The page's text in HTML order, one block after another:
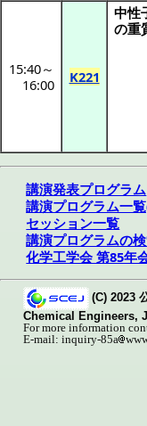
15:40～
16:00
K221
中性
の重
講演発表プログラム
講演プログラム一
セッション一覧
講演プログラムの
化学工学会 第85年
(C) 2023
For more information
E-mail: inquiry-85a